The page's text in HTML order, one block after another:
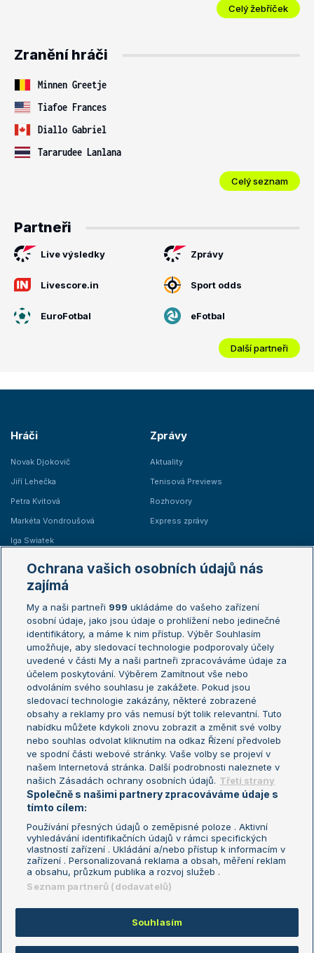
Celý žebříček
Zranění hráči
Minnen Greetje
Tiafoe Frances
Diallo Gabriel
Tararudee Lanlana
Celý seznam
Partneři
Live výsledky Zprávy
Livescore.in Sport odds
EuroFotbal eFotbal
Další partneři
Hráči
Novak Djokovič
Jiří Lehečka
Petra Kvitová
Markéta Vondroušová
Iga Swiatek
Zprávy
Aktuality
Tenisová Previews
Rozhovory
Express zprávy
Žebříčky
Žebříček ATP (muži)
Žebříček WTA (ženy)
Sázkařský žebříček
Australian Open
French Open
Wimbledon
US Open
Turnaj mistrů
Turnaj mistryň
Aktualní trendy
Fotbalové přestupy
Livesport Daily
LS Prague Open
Podmínky užití
Nastavení soukromí
GDPR a žurnalistika
Reklama
Kontakt
Informace o zpracování osobních
údajů
Copyright © 2008-2026 TenisPortal.cz. Využíváme zpravodajství ČTK.
Ochrana vašich osobních údajů nás
zajímá
My a naši partneři 999 ukládáme do vašeho zařízení
osobní údaje, jako jsou údaje o prohlížení nebo jedinečné
identifikátory, a máme k nim přístup. Výběr Souhlasím
umožňuje, aby sledovací technologie podporovaly účely
uvedené v části My a naši partneři zpracováváme údaje za
účelem poskytování. Výběrem Zamítnout vše nebo
odvoláním svého souhlasu je zakážete. Pokud jsou
sledovací technologie zakázány, některé zobrazené
obsahy a reklamy pro vás nemusí být tolik relevantní. Tuto
nabídku můžete kdykoli znovu zobrazit a změnit své volby
nebo souhlas odvolat kliknutím na odkaz Řízení předvoleb
ve spodní části webové stránky. Vaše volby se projeví v
našem Internetová stránka. Další podrobnosti naleznete v
našich Zásadách ochrany osobních údajů. Třetí strany
Společně s našimi partnery zpracováváme údaje s
tímto cílem:
Používání přesných údajů o zeměpisné poloze . Aktivní
vyhledávání identifikačních údajů v rámci specifických
vlastností zařízení . Ukládání a/nebo přístup k informacím v
zařízení . Personalizovaná reklama a obsah, měření reklam
a obsahu, průzkum publika a rozvoj služeb .
Seznam partnerů (dodavatelů)
Souhlasím